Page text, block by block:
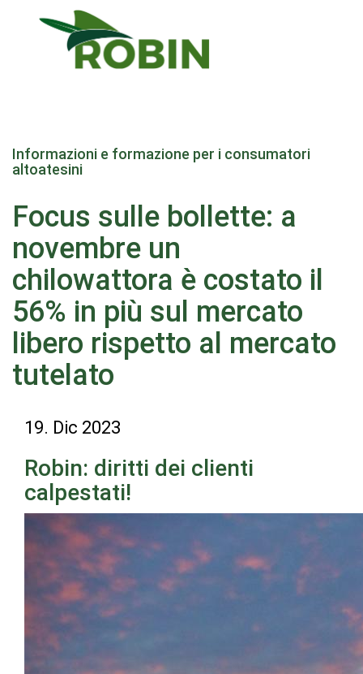
contenuto
Informazioni e formazione per i consumatori
altoatesini
Focus sulle bollette: a
novembre un
chilowattora è costato il
56% in più sul mercato
libero rispetto al mercato
tutelato
19. Dic 2023
Robin: diritti dei clienti
calpestati!